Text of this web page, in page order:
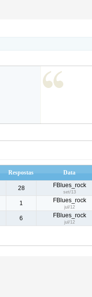
Respostas Data
28 FBlues_rock
set/13
1 FBlues_rock
jul/12
6 FBlues_rock
jul/12